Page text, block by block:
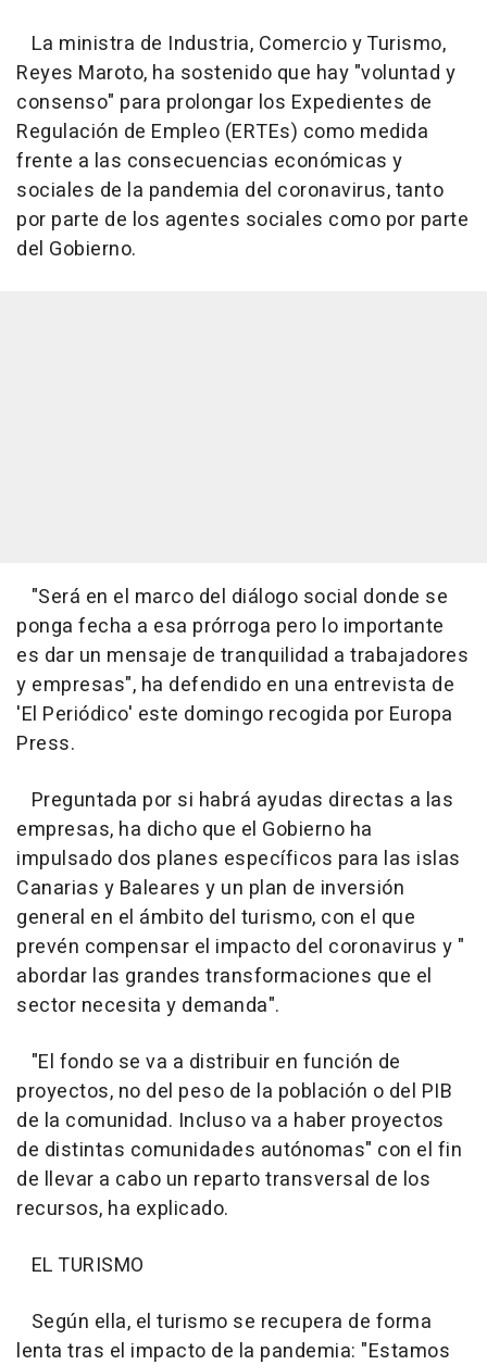
La ministra de Industria, Comercio y Turismo,
Reyes Maroto, ha sostenido que hay "voluntad y
consenso" para prolongar los Expedientes de
Regulación de Empleo (ERTEs) como medida
frente a las consecuencias económicas y
sociales de la pandemia del coronavirus, tanto
por parte de los agentes sociales como por parte
del Gobierno.
"Será en el marco del diálogo social donde se
ponga fecha a esa prórroga pero lo importante
es dar un mensaje de tranquilidad a trabajadores
y empresas", ha defendido en una entrevista de
'El Periódico' este domingo recogida por Europa
Press.
Preguntada por si habrá ayudas directas a las
empresas, ha dicho que el Gobierno ha
impulsado dos planes específicos para las islas
Canarias y Baleares y un plan de inversión
general en el ámbito del turismo, con el que
prevén compensar el impacto del coronavirus y "
abordar las grandes transformaciones que el
sector necesita y demanda".
"El fondo se va a distribuir en función de
proyectos, no del peso de la población o del PIB
de la comunidad. Incluso va a haber proyectos
de distintas comunidades autónomas" con el fin
de llevar a cabo un reparto transversal de los
recursos, ha explicado.
EL TURISMO
Según ella, el turismo se recupera de forma
lenta tras el impacto de la pandemia: "Estamos